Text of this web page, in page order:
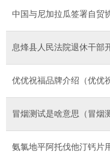
中国与尼加拉瓜签署自贸
息烽县人民法院退休干部
优优祝福品牌介绍（优优
冒烟测试是啥意思（冒烟
氨氯地平阿托伐他汀钙片